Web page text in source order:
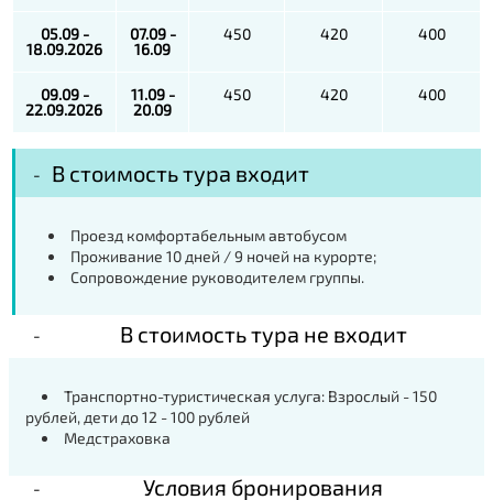
05.09 -
18.09.2026
07.09 -
16.09
450 420 400
09.09 -
22.09.2026
11.09 -
20.09
450 420 400
В стоимость тура входит
Проезд комфортабельным автобусом
Проживание 10 дней / 9 ночей на курорте;
Сопровождение руководителем группы.
В стоимость тура не входит
Транспортно-туристическая услуга: Взрослый - 150
рублей, дети до 12 - 100 рублей
Медстраховка
Условия бронирования